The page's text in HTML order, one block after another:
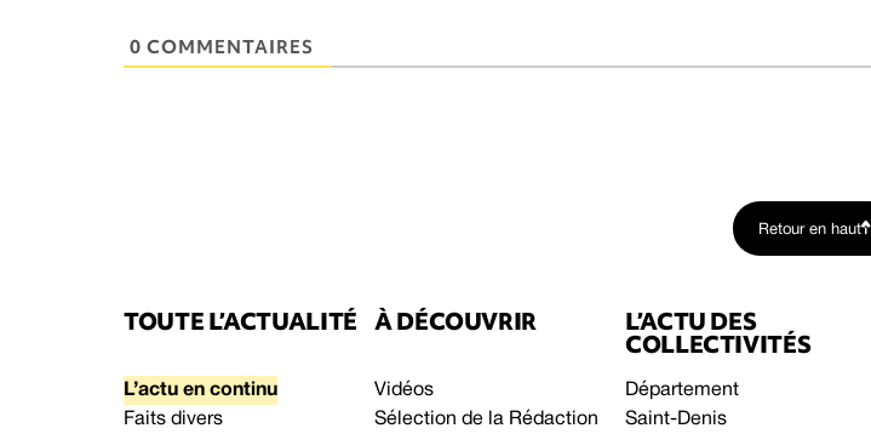
0 COMMENTAIRES
Retour en haut
TOUTE L’ACTUALITÉ
L’actu en continu
Faits divers
À DÉCOUVRIR
Vidéos
Sélection de la Rédaction
L’ACTU DES
COLLECTIVITÉS
Département
Saint-Denis